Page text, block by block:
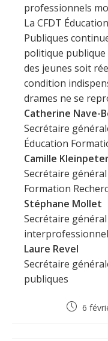
professionnels
La CFDT
Publiques
politique publique
des jeunes soit
condition
drames ne se
Catherine Nave-
Secrétaire
Éducation
Camille
Secrétaire
Formation
Stéphane Mollet
Secrétaire
Laure Revel
Secrétaire
publiques
Post6